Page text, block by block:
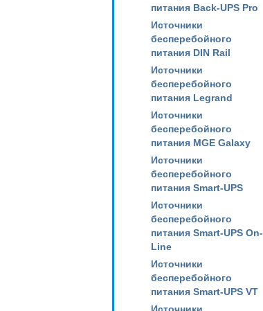
питания Back-UPS Pro
Источники
бесперебойного
питания DIN Rail
Источники
бесперебойного
питания Legrand
Источники
бесперебойного
питания MGE Galaxy
Источники
бесперебойного
питания Smart-UPS
Источники
бесперебойного
питания Smart-UPS On-
Line
Источники
бесперебойного
питания Smart-UPS VT